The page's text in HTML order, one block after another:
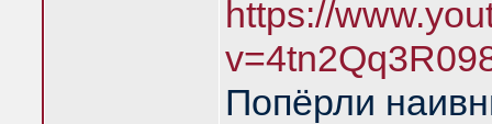
https://
Попёрли